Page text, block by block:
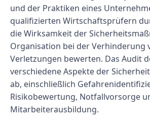
und der Praktiken eines
qualifizierten Wirtschaftsprüfern
die Wirksamkeit der
Organisation bei der Verhinderung
Verletzungen bewerten. Das Audit
verschiedene Aspekte der
ab, einschließlich
Risikobewertung, Notfallvorsorge
Mitarbeiterausbildung.